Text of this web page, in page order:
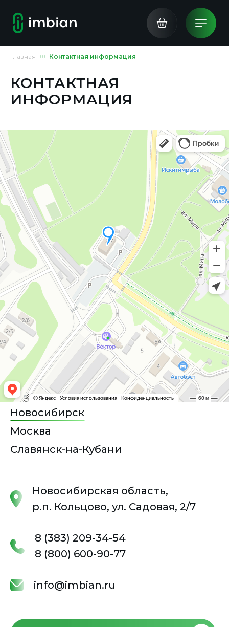
Главная Контактная информация
КОНТАКТНАЯ
ИНФОРМАЦИЯ
Новосибирск
Москва
Славянск-на-Кубани
Новосибирская область,
р.п. Кольцово, ул. Садовая, 2/7
8 (383) 209-34-54
8 (800) 600-90-77
info@imbian.ru